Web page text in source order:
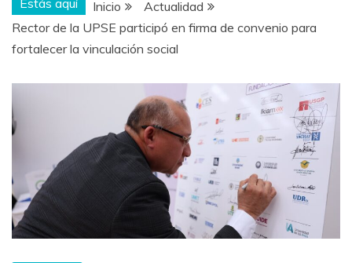
Inicio
Actualidad
Rector de la UPSE participó en firma de convenio para
fortalecer la vinculación social